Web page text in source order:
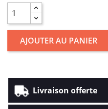
AJOUTER AU PANIER
Livraison offerte